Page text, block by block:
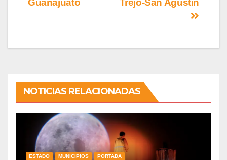
Trejo-San Agustín
Guanajuato
NOTICIAS RELACIONADAS
ESTADO MUNICIPIOS PORTADA